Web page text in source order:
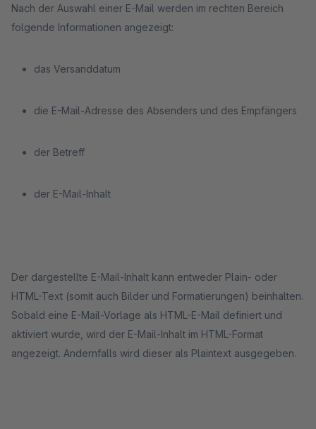
Nach der Auswahl einer E-Mail werden im rechten Bereich
folgende Informationen angezeigt:
das Versanddatum
die E-Mail-Adresse des Absenders und des Empfängers
der Betreff
der E-Mail-Inhalt
Der dargestellte E-Mail-Inhalt kann entweder Plain- oder
HTML-Text (somit auch Bilder und Formatierungen) beinhalten.
Sobald eine E-Mail-Vorlage als HTML-E-Mail definiert und
aktiviert wurde, wird der E-Mail-Inhalt im HTML-Format
angezeigt. Andernfalls wird dieser als Plaintext ausgegeben.